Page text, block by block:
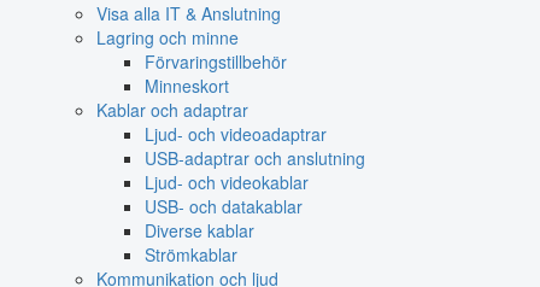
Visa alla IT & Anslutning
Lagring och minne
Förvaringstillbehör
Minneskort
Kablar och adaptrar
Ljud- och videoadaptrar
USB-adaptrar och anslutning
Ljud- och videokablar
USB- och datakablar
Diverse kablar
Strömkablar
Kommunikation och ljud